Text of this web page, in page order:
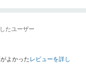
たユーザー
よかったレビューを詳し